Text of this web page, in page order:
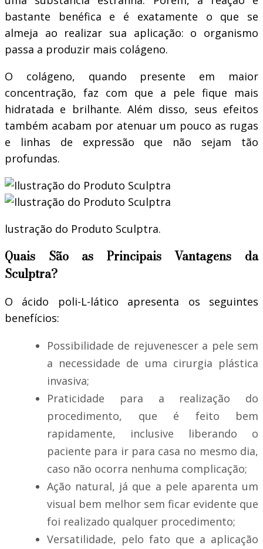
bastante benéfica e é exatamente o que se
almeja ao realizar sua aplicação: o organismo
passa a produzir mais colágeno.
O colágeno, quando presente em maior
concentração, faz com que a pele fique mais
hidratada e brilhante. Além disso, seus efeitos
também acabam por atenuar um pouco as rugas
e linhas de expressão que não sejam tão
profundas.
lustração do Produto Sculptra.
Quais São as Principais Vantagens da
Sculptra?
O ácido poli-L-lático apresenta os seguintes
benefícios:
Possibilidade de rejuvenescer a pele sem
a necessidade de uma cirurgia plástica
invasiva;
Praticidade para a realização do
procedimento, que é feito bem
rapidamente, inclusive liberando o
paciente para ir para casa no mesmo dia,
caso não ocorra nenhuma complicação;
Ação natural, já que a pele aparenta um
visual bem melhor sem ficar evidente que
foi realizado qualquer procedimento;
Versatilidade, pelo fato que a aplicação